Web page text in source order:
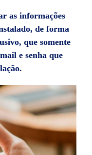
as informações
de forma
que somente
e senha que